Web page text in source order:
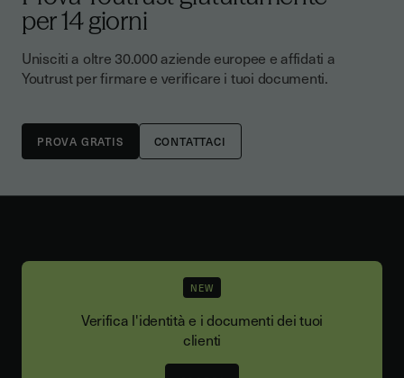
per 14 giorni
Unisciti a oltre 30.000 aziende europee e affidati a
Youtrust per firmare e verificare i tuoi documenti.
CONTATTACI
NEW
Verifica l'identità e i documenti dei tuoi
clienti